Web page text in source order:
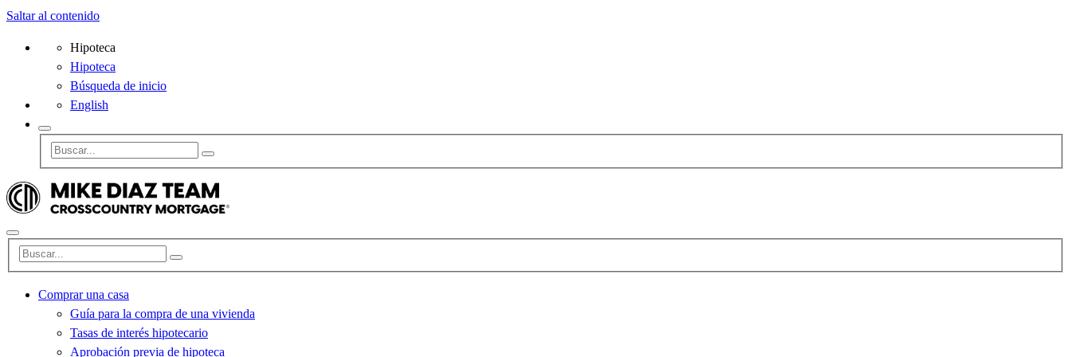
Saltar al contenido
Hipoteca
Hipoteca
Búsqueda de inicio
English
Comprar una casa
Guía para la compra de una vivienda
Tasas de interés hipotecario
Aprobación previa de hipoteca